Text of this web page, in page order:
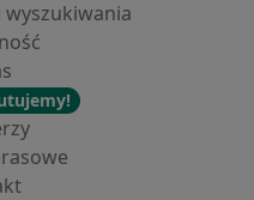
wyszukiwania